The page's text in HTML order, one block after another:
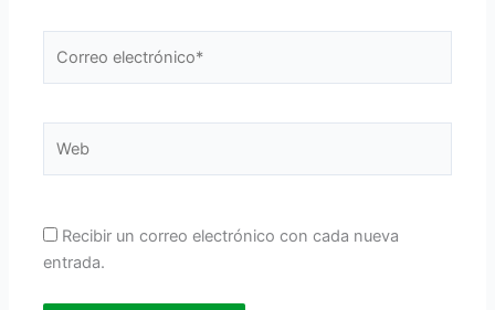
electrónico*
Recibir un correo electrónico con cada nueva
entrada.